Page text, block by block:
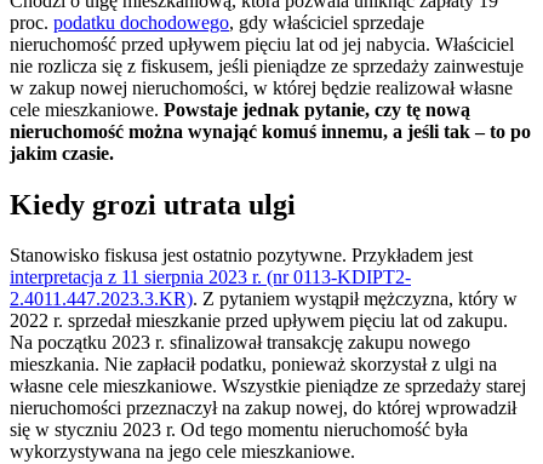
proc. podatku dochodowego, gdy właściciel sprzedaje
nieruchomość przed upływem pięciu lat od jej nabycia. Właściciel
nie rozlicza się z fiskusem, jeśli pieniądze ze sprzedaży zainwestuje
w zakup nowej nieruchomości, w której będzie realizował własne
cele mieszkaniowe. Powstaje jednak pytanie, czy tę nową
nieruchomość można wynająć komuś innemu, a jeśli tak – to po
jakim czasie.
Kiedy grozi utrata ulgi
Stanowisko fiskusa jest ostatnio pozytywne. Przykładem jest
interpretacja z 11 sierpnia 2023 r. (nr 0113-KDIPT2-
2.4011.447.2023.3.KR). Z pytaniem wystąpił mężczyzna, który w
2022 r. sprzedał mieszkanie przed upływem pięciu lat od zakupu.
Na początku 2023 r. sfinalizował transakcję zakupu nowego
mieszkania. Nie zapłacił podatku, ponieważ skorzystał z ulgi na
własne cele mieszkaniowe. Wszystkie pieniądze ze sprzedaży starej
nieruchomości przeznaczył na zakup nowej, do której wprowadził
się w styczniu 2023 r. Od tego momentu nieruchomość była
wykorzystywana na jego cele mieszkaniowe.